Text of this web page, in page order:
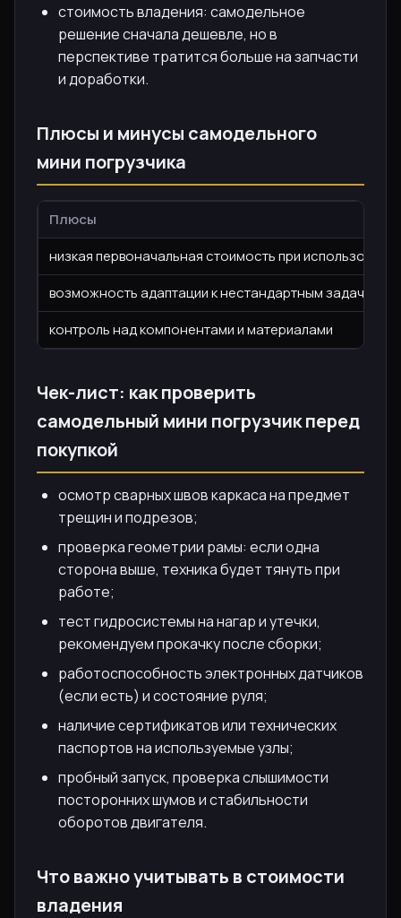
стоимость владения: самодельное
решение сначала дешевле, но в
перспективе тратится больше на запчасти
и доработки.
Плюсы и минусы самодельного
мини погрузчика
Плюсы
низкая первоначальная стоимость при
возможность адаптации к нестандартным задачам
контроль над компонентами и материалами
Чек-лист: как проверить
самодельный мини погрузчик перед
покупкой
осмотр сварных швов каркаса на предмет
трещин и подрезов;
проверка геометрии рамы: если одна
сторона выше, техника будет тянуть при
работе;
тест гидросистемы на нагар и утечки,
рекомендуем прокачку после сборки;
работоспособность электронных датчиков
(если есть) и состояние руля;
наличие сертификатов или технических
паспортов на используемые узлы;
пробный запуск, проверка слышимости
посторонних шумов и стабильности
оборотов двигателя.
Что важно учитывать в стоимости
владения